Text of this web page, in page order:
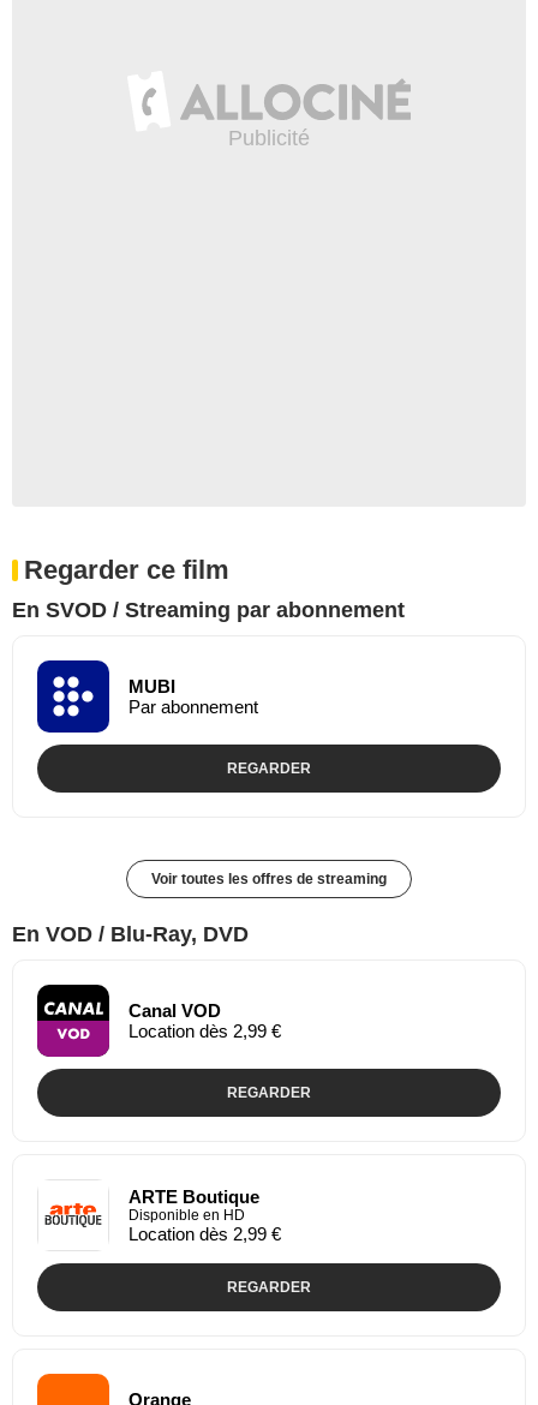
Regarder ce film
En SVOD / Streaming par abonnement
MUBI
Par abonnement
REGARDER
Voir toutes les offres de streaming
En VOD / Blu-Ray, DVD
Canal VOD
Location dès 2,99 €
REGARDER
ARTE Boutique
Disponible en HD
Location dès 2,99 €
REGARDER
Orange